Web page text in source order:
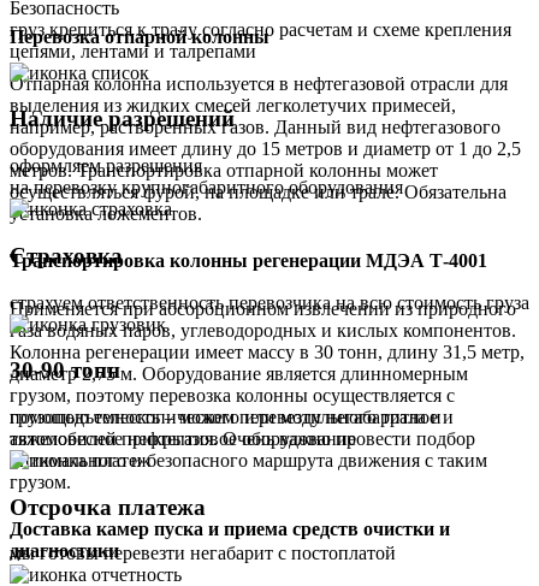
Перевозка отпарной колонны
Отпарная колонна используется в нефтегазовой отрасли для
выделения из жидких смесей легколетучих примесей,
например, растворенных газов. Данный вид нефтегазового
оборудования имеет длину до 15 метров и диаметр от 1 до 2,5
метров. Транспортировка отпарной колонны может
осуществляться фурой, на площадке или трале. Обязательна
установка ложементов.
Транспортировка колонны регенерации МДЭА Т-4001
Применяется при абсорбционном извлечении из природного
газа водяных паров, углеводородных и кислых компонентов.
Колонна регенерации имеет массу в 30 тонн, длину 31,5 метр,
диаметр 2,75 м. Оборудование является длинномерным
грузом, поэтому перевозка колонны осуществляется с
помощью телескопического или модульного трала и
автомобилей прикрытия. Очень важно провести подбор
оптимального и безопасного маршрута движения с таким
грузом.
Доставка камер пуска и приема средств очистки и
диагностики
Безопасность
груз крепиться к тралу согласно расчетам и схеме крепления
цепями, лентами и талрепами
Наличие разрешений
оформляем разрешения
на перевозку крупногабаритного оборудования
Страховка
страхуем ответственность перевозчика на всю стоимость груза
30-90 тонн
грузоподъемность – можем перевезти негабаритное и
тяжеловесное нефтегазовое оборудование
Отсрочка платежа
мы готовы перевезти негабарит с постоплатой